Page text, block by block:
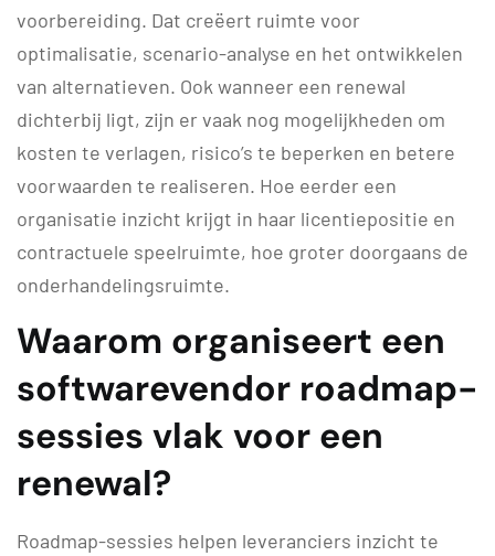
voorbereiding. Dat creëert ruimte voor
optimalisatie, scenario-analyse en het ontwikkelen
van alternatieven. Ook wanneer een renewal
dichterbij ligt, zijn er vaak nog mogelijkheden om
kosten te verlagen, risico’s te beperken en betere
voorwaarden te realiseren. Hoe eerder een
organisatie inzicht krijgt in haar licentiepositie en
contractuele speelruimte, hoe groter doorgaans de
onderhandelingsruimte.
Waarom organiseert een
softwarevendor roadmap-
sessies vlak voor een
renewal?
Roadmap-sessies helpen leveranciers inzicht te